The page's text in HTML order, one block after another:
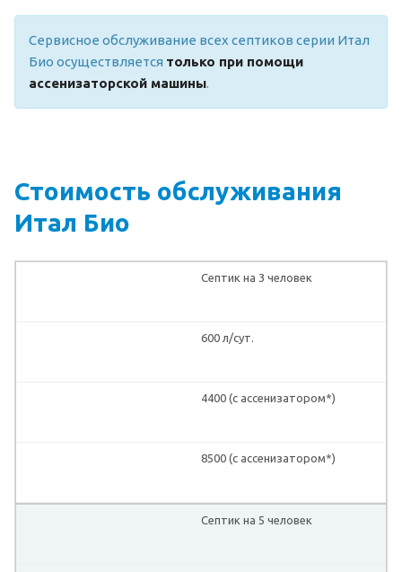
Сервисное обслуживание всех септиков серии Итал
Био осуществляется только при помощи
ассенизаторской машины.
Стоимость обслуживания
Итал Био
Септик на 3 человек
600 л/сут.
4400 (с ассенизатором*)
8500 (с ассенизатором*)
Септик на 5 человек